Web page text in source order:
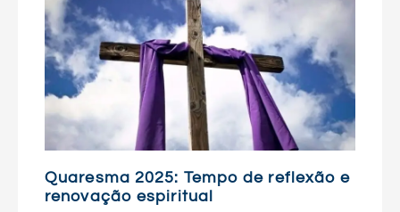
Quaresma 2025: Tempo de reflexão e
renovação espiritual